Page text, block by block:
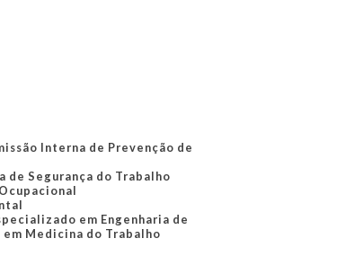
Interna de Prevenção de
de Segurança do Trabalho
em Engenharia de
em Medicina do Trabalho